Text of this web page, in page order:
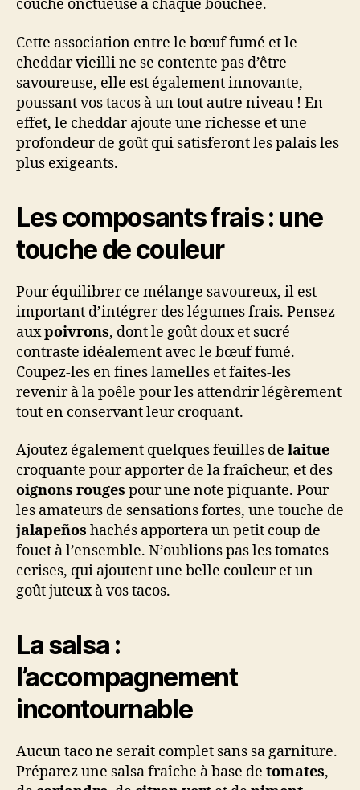
couche onctueuse à chaque bouchée.
Cette association entre le bœuf fumé et le
cheddar vieilli ne se contente pas d’être
savoureuse, elle est également innovante,
poussant vos tacos à un tout autre niveau ! En
effet, le cheddar ajoute une richesse et une
profondeur de goût qui satisferont les palais les
plus exigeants.
Les composants frais : une
touche de couleur
Pour équilibrer ce mélange savoureux, il est
important d’intégrer des légumes frais. Pensez
auxpoivrons, dont le goût doux et sucré
contraste idéalement avec le bœuf fumé.
Coupez-les en fines lamelles et faites-les
revenir à la poêle pour les attendrir légèrement
tout en conservant leur croquant.
Ajoutez également quelques feuilles de laitue
croquante pour apporter de la fraîcheur, et des
oignons rouges pour une note piquante. Pour
les amateurs de sensations fortes, une touche de
jalapeños hachés apportera un petit coup de
fouet à l’ensemble. N’oublions pas les tomates
cerises, qui ajoutent une belle couleur et un
goût juteux à vos tacos.
La salsa :
l’accompagnement
incontournable
Aucun taco ne serait complet sans sa garniture.
Préparez une salsa fraîche à base de tomates,